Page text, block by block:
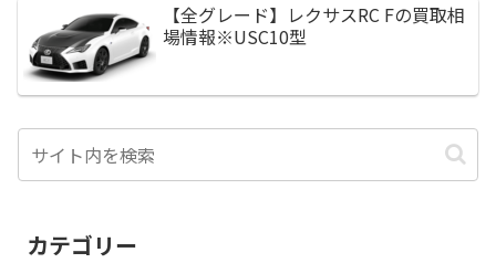
【全グレード】レクサスRC Fの買取相
場情報※USC10型
カテゴリー